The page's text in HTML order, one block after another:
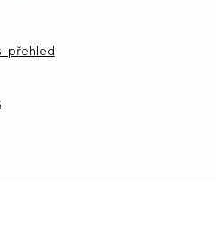
přehled